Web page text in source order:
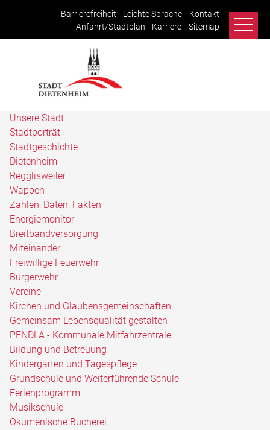
Barrierefreiheit Leichte Sprache
Kontakt
Anfahrt/Stadtplan
Karriere Sitemap
Unsere Stadt
Stadtporträt
Stadtgeschichte
Dietenheim
Regglisweiler
Wappen
Zahlen, Daten, Fakten
Energiemonitor
Breitbandversorgung
Miteinander
Freiwillige Feuerwehr
Bürgerwehr
Vereine
Kirchen und Glaubensgemeinschaften
Gemeinsam Lebensqualität gestalten
PENDLA - Kommunale Mitfahrzentrale
Bildung und Betreuung
Kindergärten und Tagespflege
Grundschule und Weiterführende Schule
Ferienprogramm
Musikschule
Ökumenische Bücherei